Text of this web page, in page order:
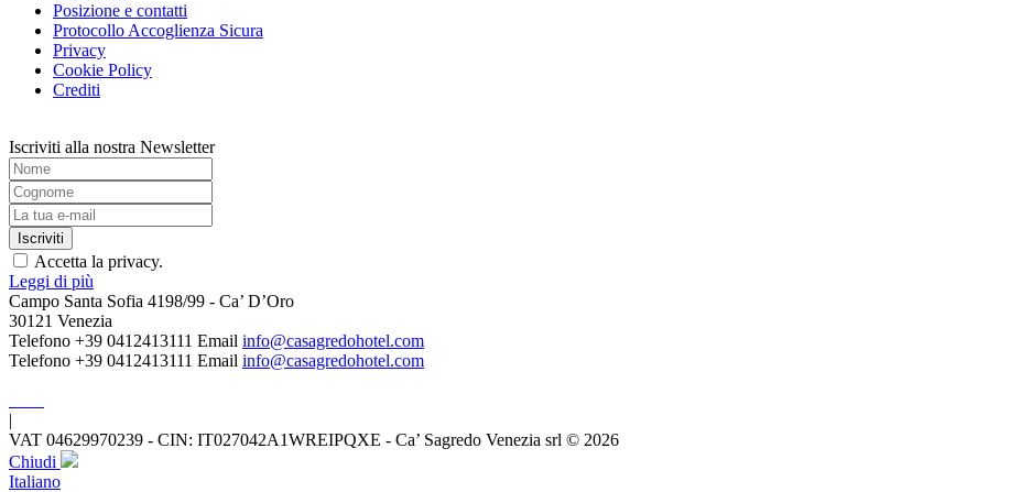
Posizione e contatti
Protocollo Accoglienza Sicura
Privacy
Cookie Policy
Crediti
Iscriviti alla nostra Newsletter
Accetta la privacy.
Leggi di più
Campo Santa Sofia 4198/99 - Ca’ D’Oro
30121 Venezia
Telefono +39 0412413111 Email info@casagredohotel.com
Telefono +39 0412413111 Email info@casagredohotel.com
|
VAT 04629970239 - CIN: IT027042A1WREIPQXE - Ca’ Sagredo Venezia srl © 2026
Chiudi
Italiano